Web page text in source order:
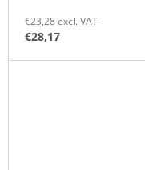
€23,28 excl. VAT
€28,17